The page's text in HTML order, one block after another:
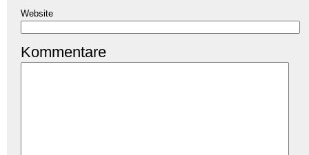
Website
Kommentare